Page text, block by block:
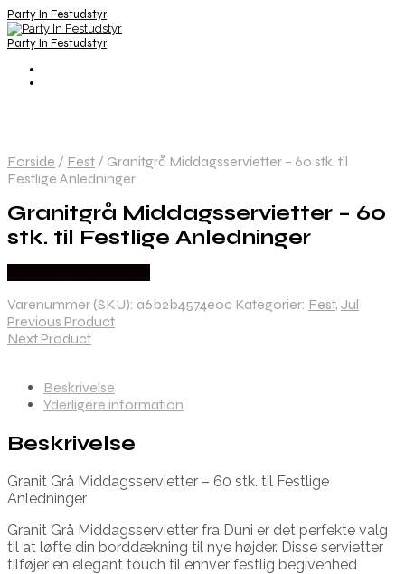
Party In Festudstyr
Party In Festudstyr
Forside / Fest / Granitgrå Middagsservietter – 60 stk. til
Festlige Anledninger
Granitgrå Middagsservietter – 60
stk. til Festlige Anledninger
Varenummer (SKU): a6b2b4574e0c Kategorier: Fest, Jul
Previous Product
Next Product
Beskrivelse
Yderligere information
Beskrivelse
Granit Grå Middagsservietter – 60 stk. til Festlige
Anledninger
Granit Grå Middagsservietter fra Duni er det perfekte valg
til at løfte din borddækning til nye højder. Disse servietter
tilføjer en elegant touch til enhver festlig begivenhed